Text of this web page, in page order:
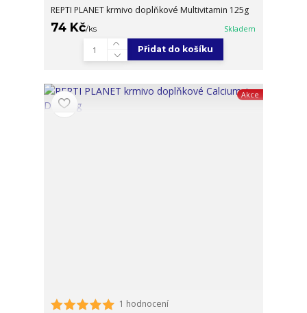
REPTI PLANET krmivo doplňkové Multivitamin 125g
74 Kč/ks Skladem
Přidat do košíku
Akce
1 hodnocení